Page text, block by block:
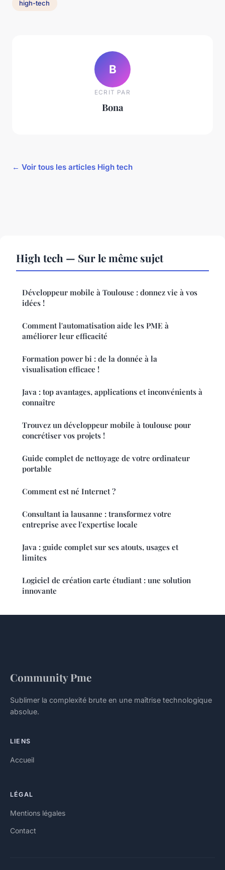
high-tech
B
ECRIT PAR
Bona
← Voir tous les articles High tech
High tech — Sur le même sujet
Développeur mobile à Toulouse : donnez vie à vos
idées !
Comment l'automatisation aide les PME à
améliorer leur efficacité
Formation power bi : de la donnée à la
visualisation efficace !
Java : top avantages, applications et inconvénients à
connaître
Trouvez un développeur mobile à toulouse pour
concrétiser vos projets !
Guide complet de nettoyage de votre ordinateur
portable
Comment est né Internet ?
Consultant ia lausanne : transformez votre
entreprise avec l'expertise locale
Java : guide complet sur ses atouts, usages et
limites
Logiciel de création carte étudiant : une solution
innovante
Community Pme
Sublimer la complexité brute en une maîtrise technologique
absolue.
LIENS
Accueil
LÉGAL
Mentions légales
Contact